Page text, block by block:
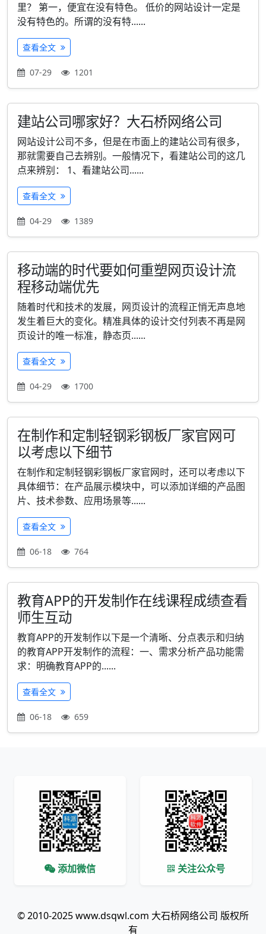
里？ 第一，便宜在没有特色。 低价的网站设计一定是
没有特色的。所谓的没有特......
查看全文
07-29 1201
建站公司哪家好？大石桥网络公司
网站设计公司不多，但是在市面上的建站公司有很多，
那就需要自己去辨别。一般情况下，看建站公司的这几
点来辨别： 1、看建站公司......
查看全文
04-29 1389
移动端的时代要如何重塑网页设计流
程移动端优先
随着时代和技术的发展，网页设计的流程正悄无声息地
发生着巨大的变化。精准具体的设计交付列表不再是网
页设计的唯一标准，静态页......
查看全文
04-29 1700
在制作和定制轻钢彩钢板厂家官网可
以考虑以下细节
在制作和定制轻钢彩钢板厂家官网时，还可以考虑以下
具体细节：在产品展示模块中，可以添加详细的产品图
片、技术参数、应用场景等......
查看全文
06-18 764
教育APP的开发制作在线课程成绩查看
师生互动
教育APP的开发制作以下是一个清晰、分点表示和归纳
的教育APP开发制作的流程：一、需求分析产品功能需
求：明确教育APP的......
查看全文
06-18 659
添加微信 关注公众号
© 2010-2025 www.dsqwl.com 大石桥网络公司 版权所
有